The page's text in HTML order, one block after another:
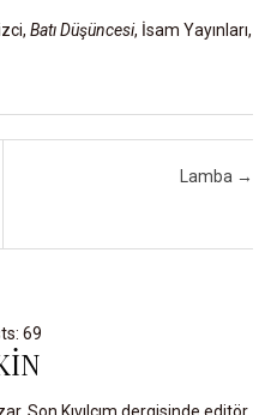
Batı Düşüncesi, İsam Yayınları,
Lamba →
69